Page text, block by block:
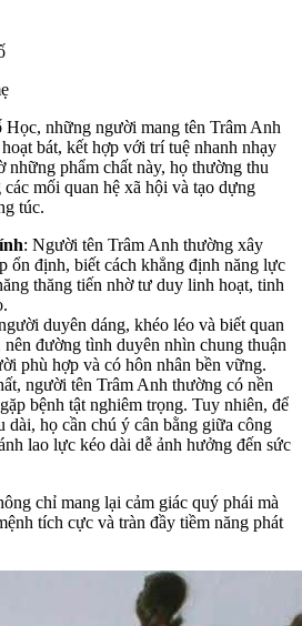
những người mang tên Trâm Anh
bát, kết hợp với trí tuệ nhanh nhạy
những phẩm chất này, họ thường thu
mối quan hệ xã hội và tạo dựng
túc.
: Người tên Trâm Anh thường xây
ổn định, biết cách khẳng định năng lực
thăng tiến nhờ tư duy linh hoạt, tinh
duyên dáng, khéo léo và biết quan
đường tình duyên nhìn chung thuận
phù hợp và có hôn nhân bền vững.
người tên Trâm Anh thường có nền
bệnh tật nghiêm trọng. Tuy nhiên, để
dài, họ cần chú ý cân bằng giữa công
lao lực kéo dài dễ ảnh hưởng đến sức
chỉ mang lại cảm giác quý phái mà
tích cực và tràn đầy tiềm năng phát